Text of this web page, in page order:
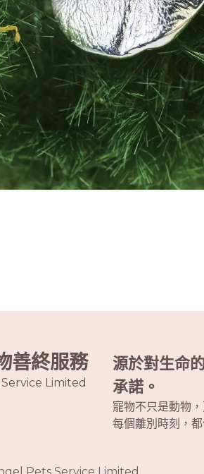
善終服務
Limited
源於對生命
承諾。
寵物不只是動物
每個離別時刻，